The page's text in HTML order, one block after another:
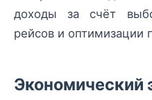
доходы за счёт
рейсов и оптимизации
Экономический